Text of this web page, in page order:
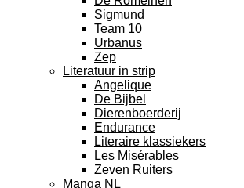
Sigmund
Team 10
Urbanus
Zep
Literatuur in strip
Angelique
De Bijbel
Dierenboerderij
Endurance
Literaire klassiekers
Les Misérables
Zeven Ruiters
Manga NL